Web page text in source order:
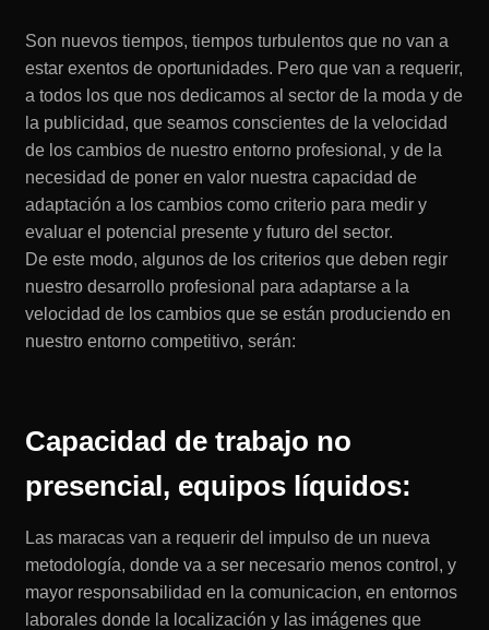
Son nuevos tiempos, tiempos turbulentos que no van a
estar exentos de oportunidades. Pero que van a requerir,
a todos los que nos dedicamos al sector de la moda y de
la publicidad, que seamos conscientes de la velocidad
de los cambios de nuestro entorno profesional, y de la
necesidad de poner en valor nuestra capacidad de
adaptación a los cambios como criterio para medir y
evaluar el potencial presente y futuro del sector.
De este modo, algunos de los criterios que deben regir
nuestro desarrollo profesional para adaptarse a la
velocidad de los cambios que se están produciendo en
nuestro entorno competitivo, serán:
Capacidad de trabajo no
presencial, equipos líquidos:
Las maracas van a requerir del impulso de un nueva
metodología, donde va a ser necesario menos control, y
mayor responsabilidad en la comunicacion, en entornos
laborales donde la localización y las imágenes que